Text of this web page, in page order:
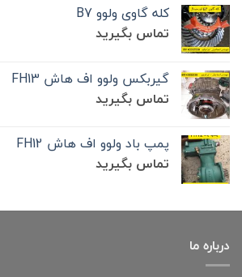
کله گاوی ولوو B7
تماس بگیرید
گیربکس ولوو اف هاش FH13
تماس بگیرید
پمپ باد ولوو اف هاش FH12
تماس بگیرید
درباره ما